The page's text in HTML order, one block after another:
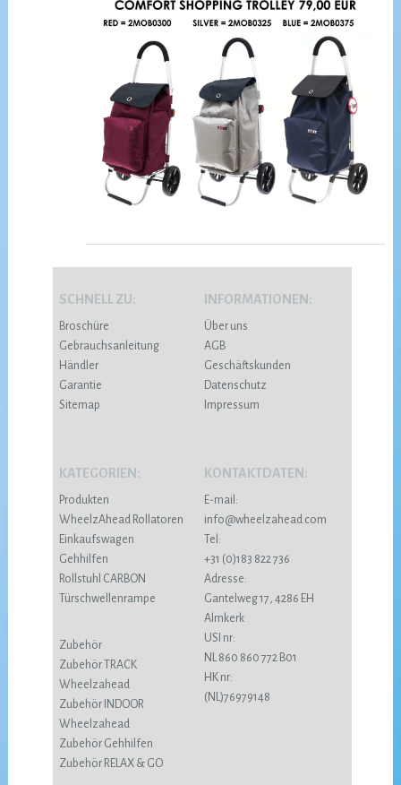
SCHNELL ZU:
Broschüre
Gebrauchsanleitung
Händler
Garantie
Sitemap
INFORMATIONEN:
Über uns
AGB
Geschäftskunden
Datenschutz
Impressum
KATEGORIEN:
Produkten
WheelzAhead Rollatoren
Einkaufswagen
Gehhilfen
Rollstuhl CARBON
Türschwellenrampe
Zubehör
Zubehör TRACK
Wheelzahead
Zubehör INDOOR
Wheelzahead
Zubehör Gehhilfen
Zubehör RELAX & GO
KONTAKTDATEN:
E-mail:
info@wheelzahead.com
Tel:
+31 (0)183 822 736
Adresse:
Gantelweg 17, 4286 EH
Almkerk
USI nr:
NL 860 860 772 B01
HK nr:
(NL)76979148